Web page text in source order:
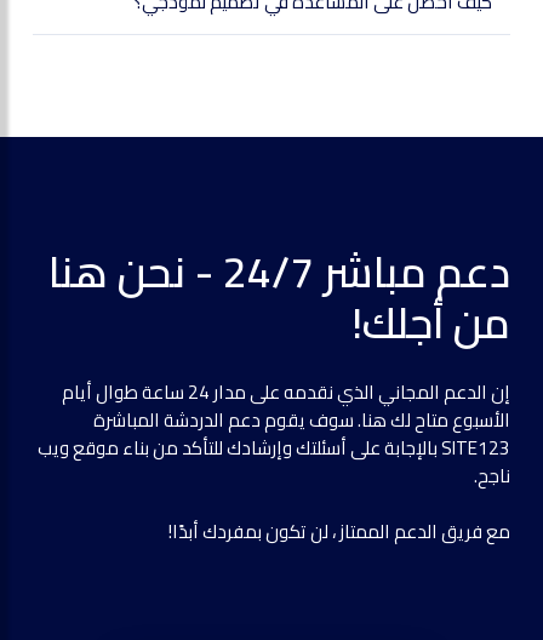
دعم مباشر 24/7 - نحن هنا
من أجلك!
إن الدعم المجاني الذي نقدمه على مدار 24 ساعة طوال أيام
الأسبوع متاح لك هنا. سوف يقوم دعم الدردشة المباشرة
SITE123 بالإجابة على أسئلتك وإرشادك للتأكد من بناء موقع ويب
ناجح.
مع فريق الدعم الممتاز ، لن تكون بمفردك أبدًا!